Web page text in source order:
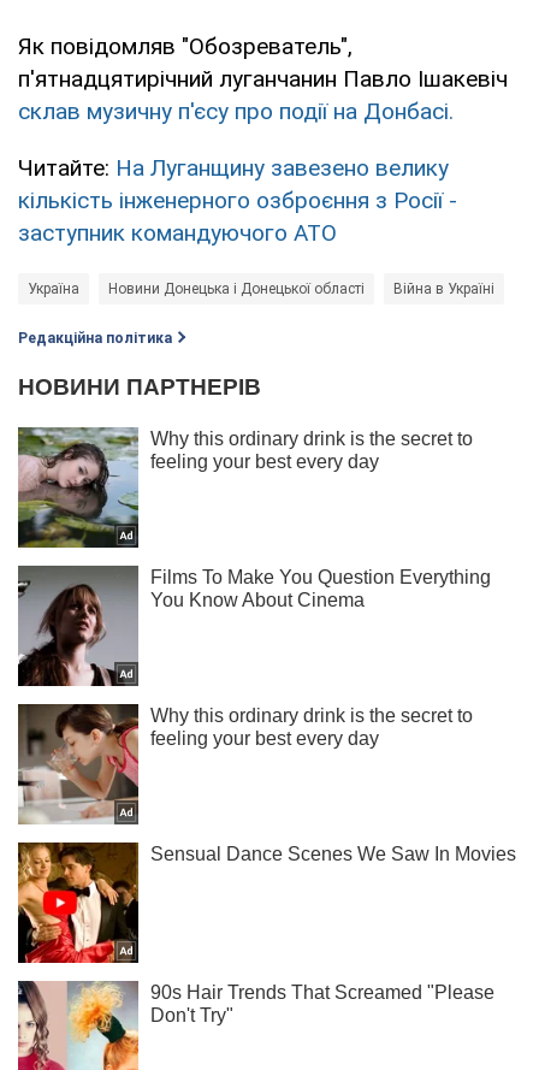
Як повідомляв "Обозреватель",
п'ятнадцятирічний луганчанин Павло Ішакевіч
склав музичну п'єсу про події на Донбасі.
Читайте: На Луганщину завезено велику
кількість інженерного озброєння з Росії -
заступник командуючого АТО
Україна Новини Донецька і Донецької області Війна в Україні
Редакційна політика